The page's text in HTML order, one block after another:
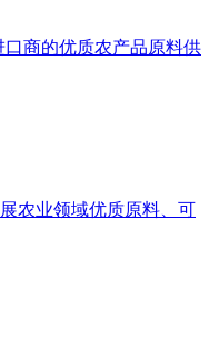
商的优质农产品原料供
农业领域优质原料、可